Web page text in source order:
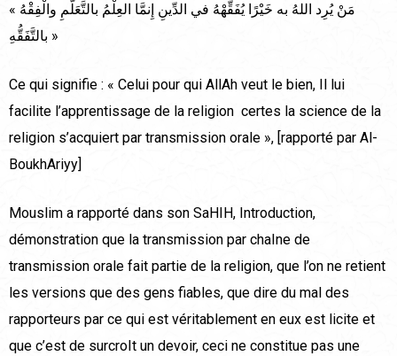
« مَنْ يُرِد اللهُ به خَيْرًا يُفَقِّهْهُ في الدِّينِ إِنمَّا العِلْمُ بالتَّعَلُّمِ والْفِقْهُ
بالتَّفَقُّهِ »
Ce qui signifie : « Celui pour qui AllAh veut le bien, Il lui
facilite l’apprentissage de la religion certes la science de la
religion s’acquiert par transmission orale », [rapporté par Al-
BoukhAriyy]
Mouslim a rapporté dans son SaHIH, Introduction,
démonstration que la transmission par chaIne de
transmission orale fait partie de la religion, que l’on ne retient
les versions que des gens fiables, que dire du mal des
rapporteurs par ce qui est véritablement en eux est licite et
que c’est de surcroIt un devoir, ceci ne constitue pas une